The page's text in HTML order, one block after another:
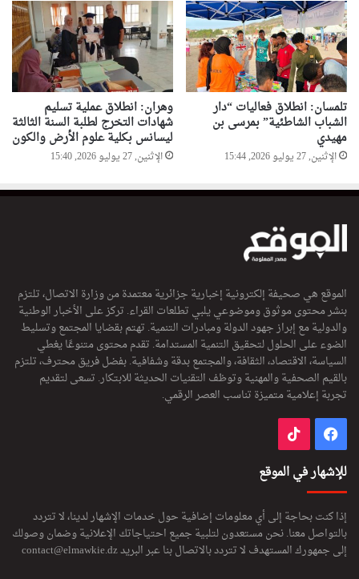
تلمسان: انطلاق فعاليات “دار
الشباب الشاطئية” بمرسى بن
مهيدي
الإثنين, 27 يوليو 2026, 15:44
وهران: انطلاق عملية تسليم
شهادات التخرج لطلبة السنة الثالثة
ليسانس بكلية علوم الأرض والكون
الإثنين, 27 يوليو 2026, 15:40
الموقع هي صحيفة إلكترونية إخبارية جزائرية معتمدة من وزارة الاتصال، تلتزم
بنشر محتوى موثوق وموضوعي يلبي تطلعات القراء. تركز على الأخبار الوطنية
والدولية مع إبراز جهود الدولة ومبادرات التنمية. تهتم بقضايا المجتمع وتسليط
الضوء على الحلول لتحقيق التنمية المستدامة. تقدم محتوى متنوعًا يغطي
السياسة، الاقتصاد، الثقافة، والمجتمع بدقة وشفافية. بفضل فريق محترف، تلتزم
بالقيم الصحفية والمهنية وتوظف التقنيات الحديثة للابتكار. تسعى لتقديم
تجربة إعلامية متميزة تناسب العصر الرقمي.
فيسبوك
للإشهار في الموقع
إذا كنت بحاجة إلى أي معلومات إضافية حول خدمات الإشهار لدينا، لا تتردد
بالتواصل معنا. نحن مستعدون لتلبية جميع احتياجاتك الإعلانية وضمان وصولك
إلى جمهورك المستهدف لا تتردد بالاتصال بنا عبر البريدcontact@elmawkie.dz